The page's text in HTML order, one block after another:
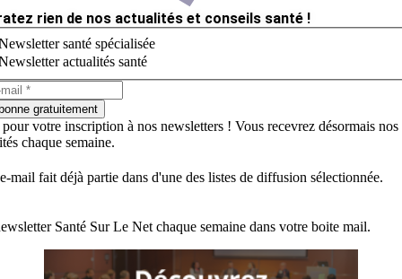
rien de nos actualités et conseils santé !
santé spécialisée
actualités santé
gratuitement
votre inscription à nos newsletters ! Vous recevrez désormais nos
chaque semaine.
mail fait déjà partie dans d'une des listes de diffusion sélectionnée.
Santé Sur Le Net chaque semaine dans votre boite mail.